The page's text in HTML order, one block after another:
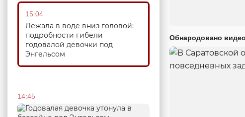
15:04
Лежала в воде вниз головой:
подробности гибели
годовалой девочки под
Энгельсом
14:45
Обнародовано